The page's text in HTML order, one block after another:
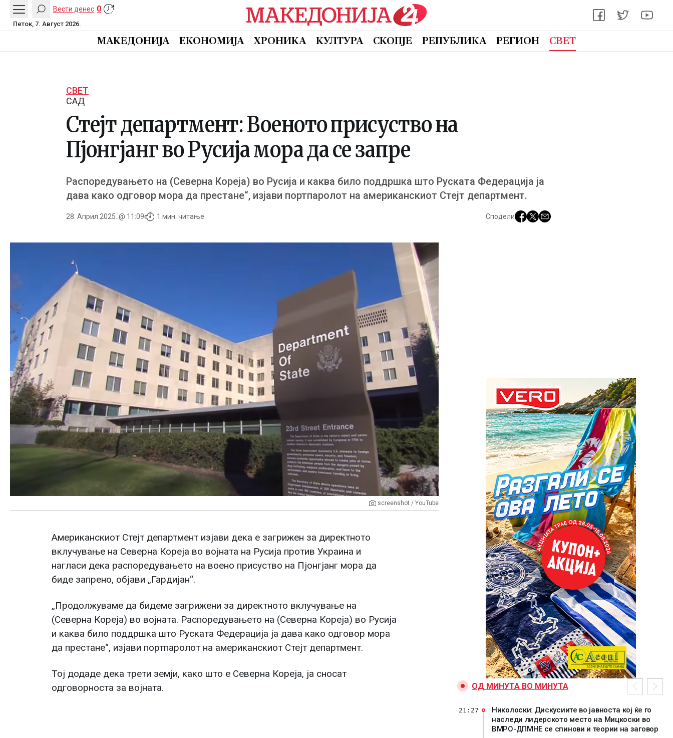
Вести денес 0
Петок, 7. Август 2026.
МАКЕДОНИЈА ЕКОНОМИЈА ХРОНИКА КУЛТУРА СКОПЈЕ РЕПУБЛИКА РЕГИОН СВЕТ
СВЕТ
САД
Стејт департмент: Военото присуство на
Пјонгјанг во Русија мора да се запре
Распоредувањето на (Северна Кореја) во Русија и каква било поддршка што Руската Федерација ја
дава како одговор мора да престане“, изјави портпаролот на американскиот Стејт департмент.
28. Април 2025. @ 11:09 1 мин. читање Сподели
screenshot / YouTube
Американскиот Стејт департмент изјави дека е загрижен за директното
вклучување на Северна Кореја во војната на Русија против Украина и
нагласи дека распоредувањето на воено присуство на Пјонгјанг мора да
биде запрено, објави „Гардијан“.
„Продолжуваме да бидеме загрижени за директното вклучување на
(Северна Кореја) во војната. Распоредувањето на (Северна Кореја) во Русија
и каква било поддршка што Руската Федерација ја дава како одговор мора
да престане“, изјави портпаролот на американскиот Стејт департмент.
Тој додаде дека трети земји, како што е Северна Кореја, ја сносат
одговорноста за војната.
ОД МИНУТА ВО МИНУТА
Николоски: Дискусиите во јавноста кој ќе го
наследи лидерското место на Мицкоски во
ВМРО-ДПМНЕ се спинови и теории на заговор
21:27